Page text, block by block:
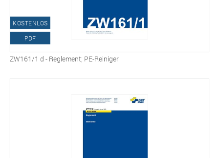
KOSTENLOS
PDF
ZW161/1 d - Reglement; PE-Reiniger